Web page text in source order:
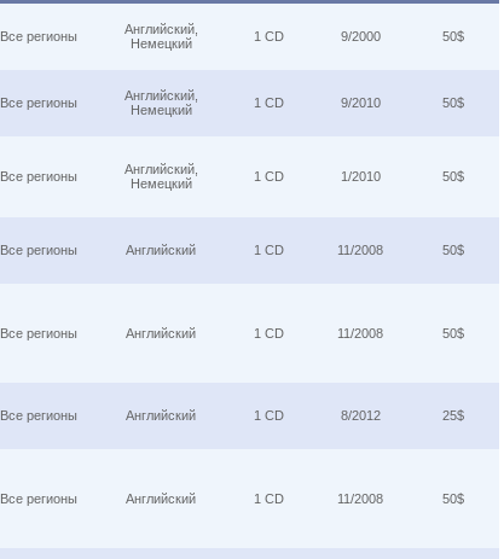
Все регионы
Английский,
Немецкий
1 CD 9/2000 50$
Все регионы
Английский,
Немецкий
1 CD 9/2010 50$
Все регионы
Английский,
Немецкий
1 CD 1/2010 50$
Все регионы Английский 1 CD 11/2008 50$
Все регионы Английский 1 CD 11/2008 50$
Все регионы Английский 1 CD 8/2012 25$
Все регионы Английский 1 CD 11/2008 50$